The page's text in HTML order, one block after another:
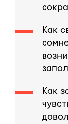
Как
Как